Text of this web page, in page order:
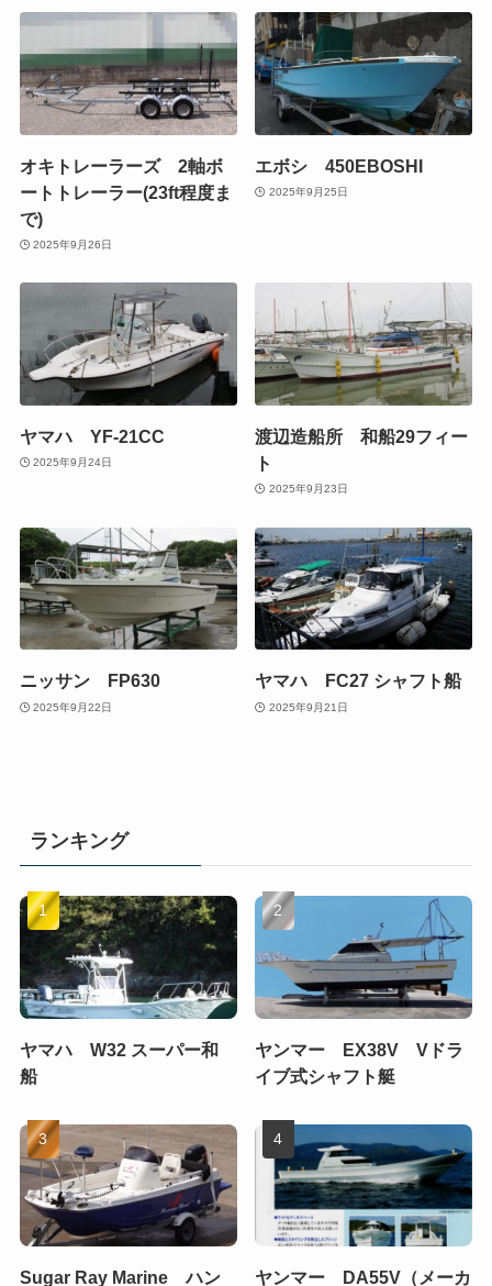
オキトレーラーズ 2軸ボ
ートトレーラー(23ft程度ま
で)
2025年9月26日
エボシ 450EBOSHI
2025年9月25日
ヤマハ YF-21CC
2025年9月24日
渡辺造船所 和船29フィー
ト
2025年9月23日
ニッサン FP630
2025年9月22日
ヤマハ FC27 シャフト船
2025年9月21日
ランキング
ヤマハ W32 スーパー和
船
ヤンマー EX38V Vドラ
イブ式シャフト艇
Sugar Ray Marine ハン
ヤンマー DA55V（メーカ